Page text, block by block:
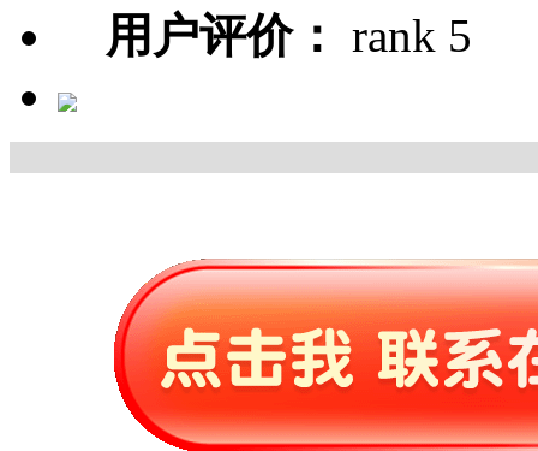
用户评价：